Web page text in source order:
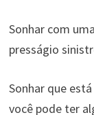
Sonhar com
presságio
Sonhar que
você pode ter